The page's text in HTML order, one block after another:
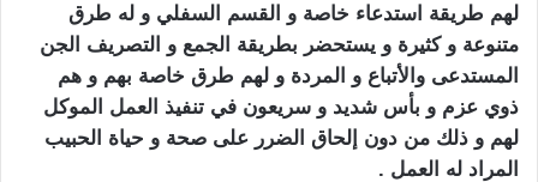
لهم طريقة استدعاء خاصة و القسم السفلي و له طرق
متنوعة و كثيرة و يستحضر بطريقة الجمع و التصريف الجن
المستدعى والأتباع و المردة و لهم طرق خاصة بهم و هم
ذوي عزم و بأس شديد و سريعون في تنفيذ العمل الموكل
لهم و ذلك من دون إلحاق الضرر على صحة و حياة الحبيب
المراد له العمل .